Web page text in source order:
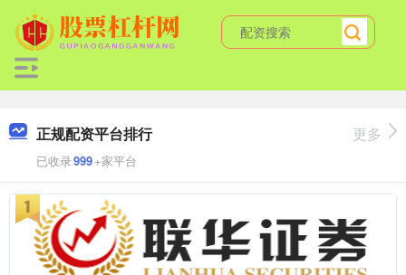
正规配资平台排行
已收录999+家平台
更多